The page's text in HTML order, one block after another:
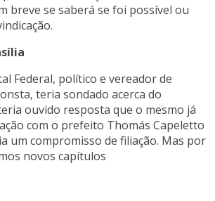
breve se saberá se foi possível ou
Federal, político e vereador de
teria sondado acerca do
ouvido resposta que o mesmo já
com o prefeito Thomás Capeletto
um compromisso de filiação. Mas por
novos capítulos